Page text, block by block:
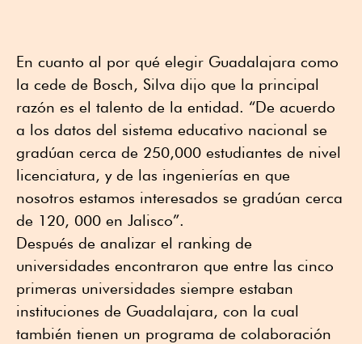
En cuanto al por qué elegir Guadalajara como
la cede de Bosch, Silva dijo que la principal
razón es el talento de la entidad. “De acuerdo
a los datos del sistema educativo nacional se
gradúan cerca de 250,000 estudiantes de nivel
licenciatura, y de las ingenierías en que
nosotros estamos interesados se gradúan cerca
de 120, 000 en Jalisco”.
Después de analizar el ranking de
universidades encontraron que entre las cinco
primeras universidades siempre estaban
instituciones de Guadalajara, con la cual
también tienen un programa de colaboración